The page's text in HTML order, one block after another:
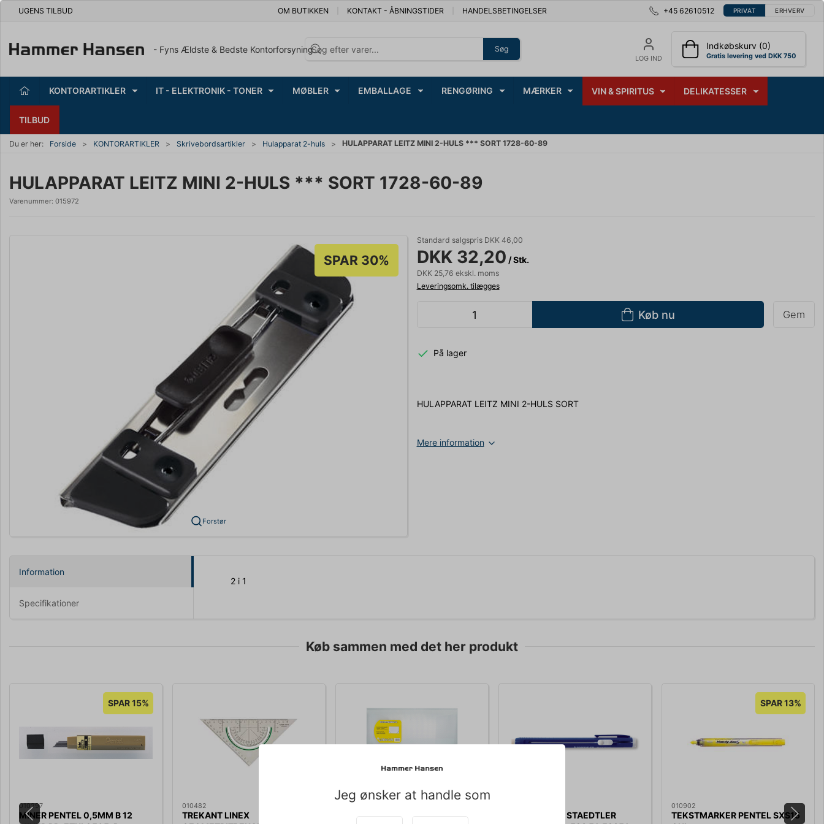
UGENS TILBUD OM BUTIKKEN KONTAKT - ÅBNINGSTIDER HANDELSBETINGELSER +45 62610512 PRIVAT ERHVERV
- Fyns Ældste & Bedste Kontorforsyning Søg
LOG IND
Indkøbskurv (0)
Gratis levering ved DKK 750
KONTORARTIKLER IT - ELEKTRONIK - TONER MØBLER EMBALLAGE RENGØRING MÆRKER VIN & SPIRITUS DELIKATESSER
TILBUD
Du er her: Forside KONTORARTIKLER Skrivebordsartikler Hulapparat 2-huls HULAPPARAT LEITZ MINI 2-HULS *** SORT 1728-60-89
Jeg ønsker at handle som
HULAPPARAT LEITZ MINI 2-HULS *** SORT 1728-60-89
Varenummer: 015972
Forstør
SPAR 30%
Standard salgspris DKK 46,00
DKK 32,20 / Stk.
DKK 25,76 ekskl. moms
Leveringsomk. tilægges
Køb nu Gem
På lager
HULAPPARAT LEITZ MINI 2-HULS SORT
Mere information
Information
Specifikationer
2 i 1
Køb sammen med det her produkt
SPAR 15%
010297
MINER PENTEL 0,5MM B 12
010482
TREKANT LINEX
ELASTIKMAPPE PLAST KLAR
VISKELÆDER STAEDTLER
SPAR 13%
010902
TEKSTMARKER PENTEL SXS15